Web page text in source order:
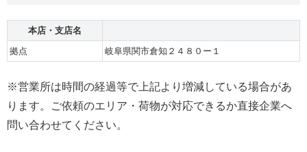
本店・支店名
拠点
岐阜県関市倉知２４８０ー１
※営業所は時間の経過等で上記より増減している場合があ
ります。ご依頼のエリア・荷物が対応できるか直接企業へ
問い合わせてください。